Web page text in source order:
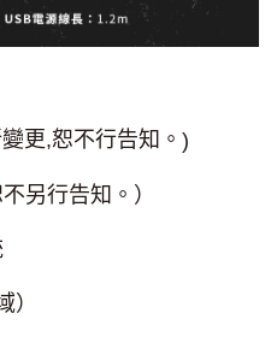
更,恕不行告知。 )
另行告知。）
）